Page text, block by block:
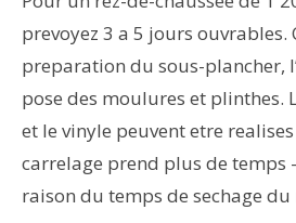
prevoyez 3 a 5 jours ouvrables.
preparation du sous-plancher,
pose des moulures et plinthes.
et le vinyle peuvent etre
carrelage prend plus de temps
raison du temps de sechage